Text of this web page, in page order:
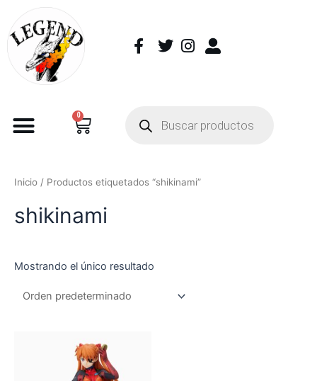
0
Inicio / Productos etiquetados “shikinami”
shikinami
Mostrando el único resultado